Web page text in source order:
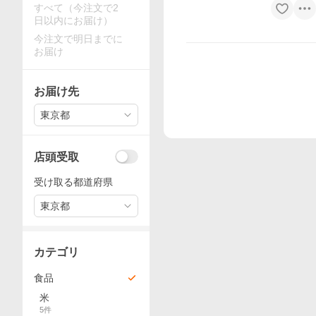
すべて（今注文で2
日以内にお届け）
今注文で明日までに
お届け
お届け先
東京都
店頭受取
受け取る都道府県
東京都
カテゴリ
食品
米
5件